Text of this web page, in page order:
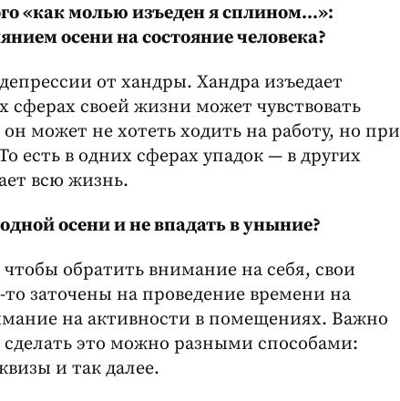
«как молью изъеден я сплином…»:
осени на состояние человека?
от хандры. Хандра изъедает
сферах своей жизни может чувствовать
может не хотеть ходить на работу, но при
есть в одних сферах упадок — в других
всю жизнь.
осени и не впадать в уныние?
обратить внимание на себя, свои
заточены на проведение времени на
на активности в помещениях. Важно
это можно разными способами:
и так далее.